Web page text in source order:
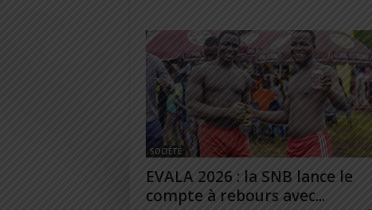
SOCIÉTÉ
EVALA 2026 : la SNB lance le
compte à rebours avec...